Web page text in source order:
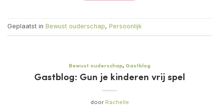
Geplaatst in Bewust ouderschap, Persoonlijk
Bewust ouderschap, Gastblog
Gastblog: Gun je kinderen vrij spel
door Rachelle